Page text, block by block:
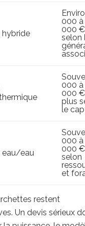
hybride
000 à
000 €
selon
000 à
000
plus
le
eau/eau
000 à
000 €
selon
et
restent
Un devis sérieux